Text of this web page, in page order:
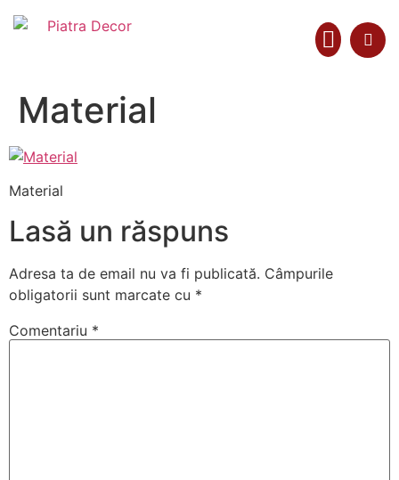
Material
Material
Lasă un răspuns
Adresa ta de email nu va fi publicată. Câmpurile
obligatorii sunt marcate cu *
Comentariu *